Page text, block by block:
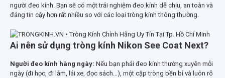
người đeo kính. Bạn sẽ có một trải nghiệm đeo kính dễ chịu, an toàn và
đáng tin cậy hơn rất nhiều so với các loại tròng kính thông thường.
Ai nên sử dụng tròng kính Nikon See Coat Next?
Người đeo kính hàng ngày: Nếu bạn phải đeo kính thường xuyên mỗi
ngày (đi học, đi làm, lái xe, đọc sách…), một cặp tròng bền bỉ và luôn rõ